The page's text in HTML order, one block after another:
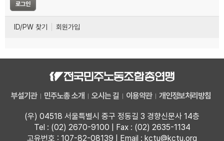
ID/PW 찾기 회원가입
부설기관 민주노총 소개 오시는 길 이용약관 개인정보처리방침
(우) 04518 서울특별시 중구 정동길 3 경향신문사 14층
Tel : (02) 2670-9100 | Fax : (02) 2635-1134
고유번호 : 107-82-08139 | Email : kctu@kctu.org